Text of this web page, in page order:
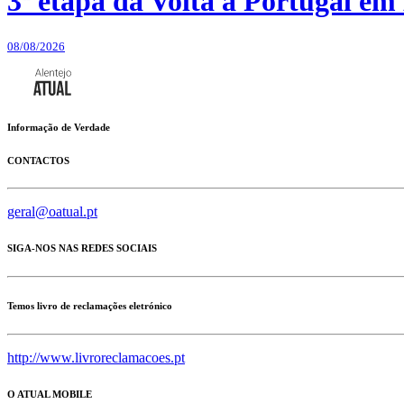
08/08/2026
Informação de Verdade
CONTACTOS
geral@oatual.pt
SIGA-NOS NAS REDES SOCIAIS
Temos livro de reclamações eletrónico
http://www.livroreclamacoes.pt
O ATUAL MOBILE